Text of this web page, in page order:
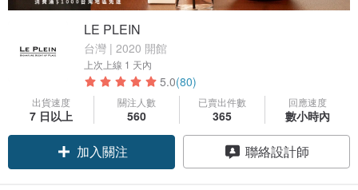
LE PLEIN
台灣 | 2020 開館
上次上線 1 天內
5.0(80)
出貨速度
7 日以上
關注人數
560
已賣出件數
365
回應速度
數小時內
加入關注 聯絡設計師